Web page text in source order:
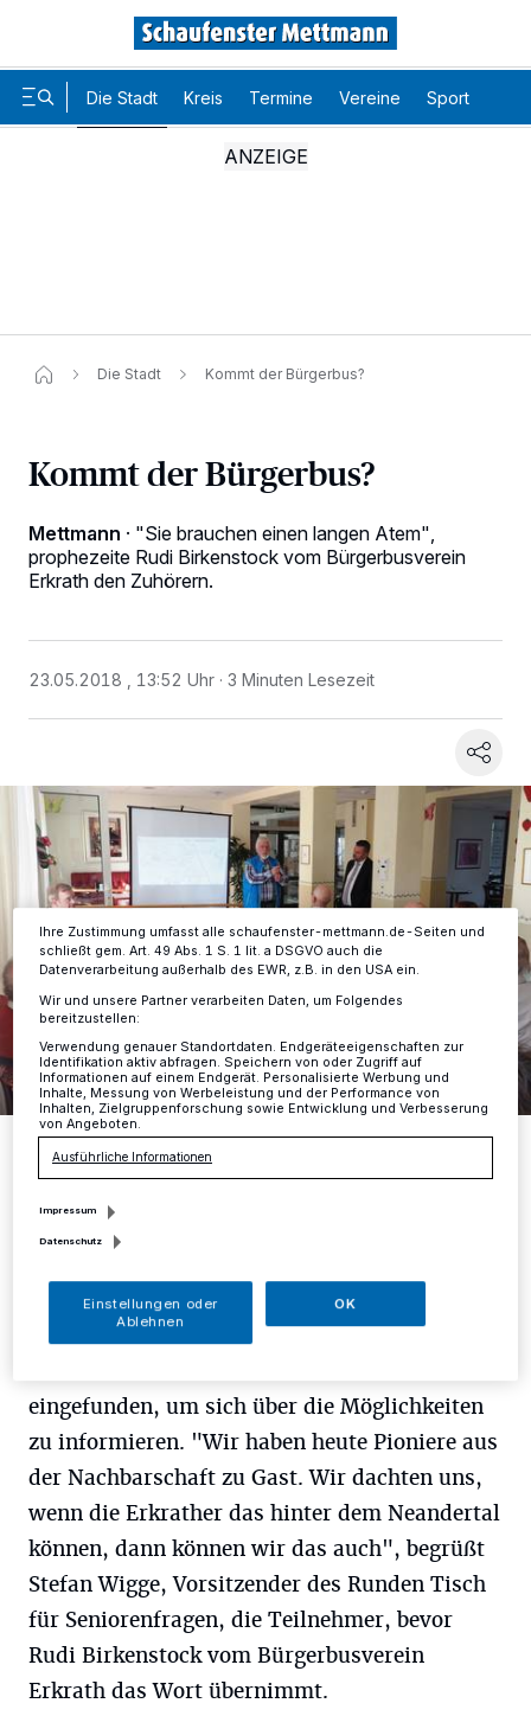
Die Stadt Kreis Termine Vereine Sport
Die Stadt Kommt der Bürgerbus?
Kommt der Bürgerbus?
Mettmann · "Sie brauchen einen langen Atem",
prophezeite Rudi Birkenstock vom Bürgerbusverein
Erkrath den Zuhörern.
23.05.2018 , 13:52 Uhr 3 Minuten Lesezeit
Rudi Birkenstock (rechts neben der Leinwand) informiert über
Notwendigkeiten zur Gründung eines Bürgerbusvereins.
Foto: RG
R
und 25 "Bürgerbusinteressierte" haben
eingefunden, um sich über die Möglichkeiten
zu informieren. "Wir haben heute Pioniere aus
der Nachbarschaft zu Gast. Wir dachten uns,
wenn die Erkrather das hinter dem Neandertal
können, dann können wir das auch", begrüßt
Stefan Wigge, Vorsitzender des Runden Tisch
für Seniorenfragen, die Teilnehmer, bevor
Rudi Birkenstock vom Bürgerbusverein
Erkrath das Wort übernimmt.
Wir und unsere
Zwecke. Wenn Tracker deaktiviert sind, sind manche Inhalte und
Anzeigen möglicherweise nicht mehr so relevant für Sie. Sie können
dieses Menü jederzeit wieder aufrufen, um Ihre Einstellungen zu
ändern oder Ihre Einwilligung zu widerrufen, indem Sie auf den Link
Einstellungen oder Ablehnen am unteren Rand der Webseite klicken.
Ihre Einstellungen gelten innerhalb unseres Website. Weitere
Informationen finden Sie in unserer Datenschutzerklärung.
Ihre Zustimmung umfasst alle schaufenster-mettmann.de-Seiten und
schließt gem. Art. 49 Abs. 1 S. 1 lit. a DSGVO auch die
Datenverarbeitung außerhalb des EWR, z.B. in den USA ein.
Wir und unsere Partner verarbeiten Daten, um Folgendes
bereitzustellen:
Verwendung genauer Standortdaten. Endgeräteeigenschaften zur
Identifikation aktiv abfragen. Speichern von oder Zugriff auf
Informationen auf einem Endgerät. Personalisierte Werbung und
Inhalte, Messung von Werbeleistung und der Performance von
Inhalten, Zielgruppenforschung sowie Entwicklung und Verbesserung
von Angeboten.
Ausführliche Informationen
Impressum
Datenschutz
Einstellungen oder
Ablehnen
OK